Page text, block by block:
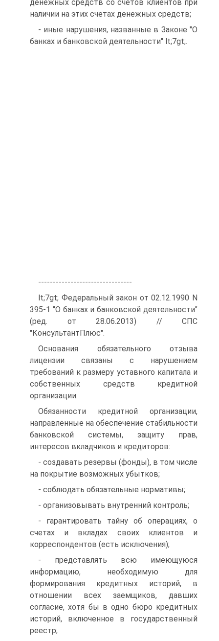
денежных средств со счетов клиентов при
наличии на этих счетах денежных средств;
- иные нарушения, названные в Законе "О
банках и банковской деятельности" lt;7gt;.
--------------------------------
lt;7gt; Федеральный закон от 02.12.1990 N
395-1 "О банках и банковской деятельности"
(ред. от 28.06.2013) // СПС
"КонсультантПлюс".
Основания обязательного отзыва
лицензии связаны с нарушением
требований к размеру уставного капитала и
собственных средств кредитной
организации.
Обязанности кредитной организации,
направленные на обеспечение стабильности
банковской системы, защиту прав,
интересов вкладчиков и кредиторов:
- создавать резервы (фонды), в том числе
на покрытие возможных убытков;
- соблюдать обязательные нормативы;
- организовывать внутренний контроль;
- гарантировать тайну об операциях, о
счетах и вкладах своих клиентов и
корреспондентов (есть исключения);
- представлять всю имеющуюся
информацию, необходимую для
формирования кредитных историй, в
отношении всех заемщиков, давших
согласие, хотя бы в одно бюро кредитных
историй, включенное в государственный
реестр;